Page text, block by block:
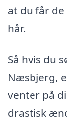
at du får
hår.
Så hvis du
Næsbjerg,
venter på
drastisk